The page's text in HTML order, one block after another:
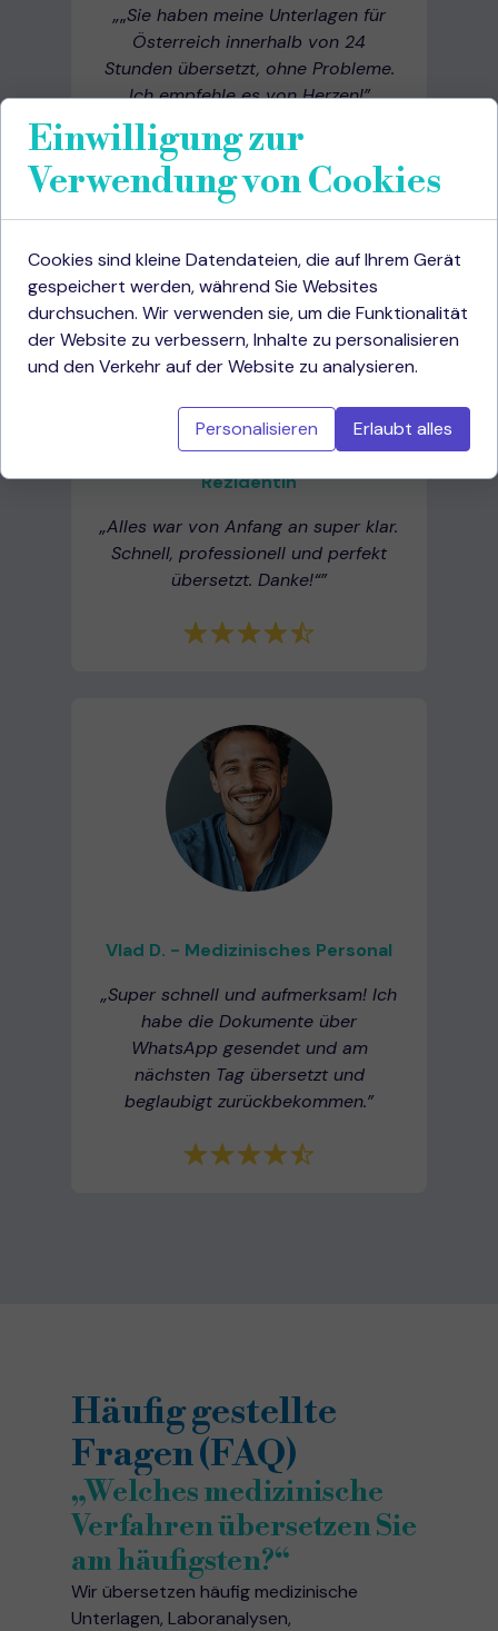
„„Sie haben meine Unterlagen für
Österreich innerhalb von 24
Stunden übersetzt, ohne Probleme.
Ich empfehle es von Herzen!”
Andreea P. - Studentin
Rezidentin
„Alles war von Anfang an super klar.
Schnell, professionell und perfekt
übersetzt. Danke!“”
Vlad D. - Medizinisches Personal
„Super schnell und aufmerksam! Ich
habe die Dokumente über
WhatsApp gesendet und am
nächsten Tag übersetzt und
beglaubigt zurückbekommen.”
Häufig gestellte
Fragen (FAQ)
„Welches medizinische
Verfahren übersetzen Sie
am häufigsten?“
Wir übersetzen häufig medizinische
Unterlagen, Laboranalysen,
Einwilligung zur
Verwendung von Cookies
Cookies sind kleine Datendateien, die auf Ihrem Gerät
gespeichert werden, während Sie Websites
durchsuchen. Wir verwenden sie, um die Funktionalität
der Website zu verbessern, Inhalte zu personalisieren
und den Verkehr auf der Website zu analysieren.
Personalisieren Erlaubt alles